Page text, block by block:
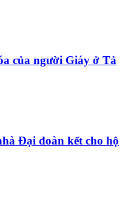
của người Giáy ở Tả
Đại đoàn kết cho hộ